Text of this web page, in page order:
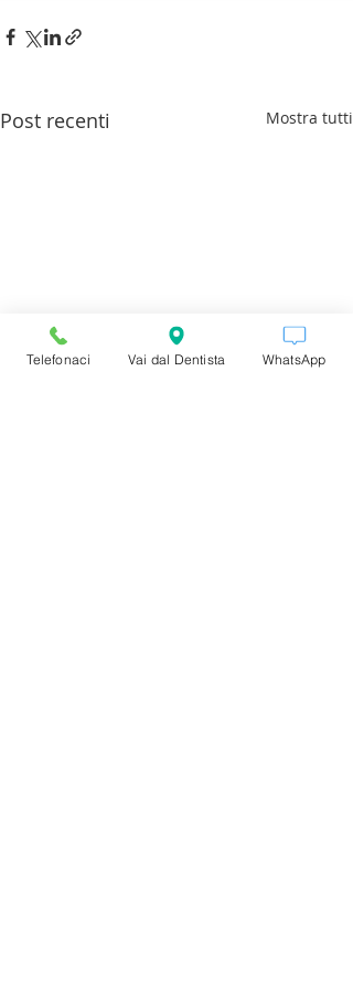
Post recenti Mostra tutti
Telefonaci Vai dal Dentista WhatsApp